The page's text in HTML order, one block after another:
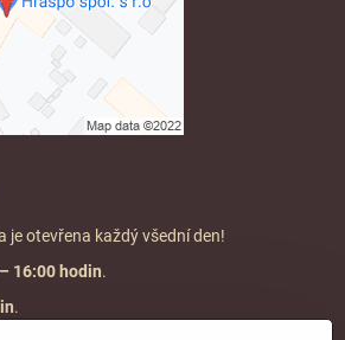
je otevřena každý všední den!
– 16:00 hodin.
.